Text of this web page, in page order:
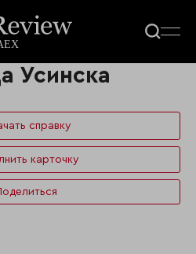
Усинска
справку
карточку